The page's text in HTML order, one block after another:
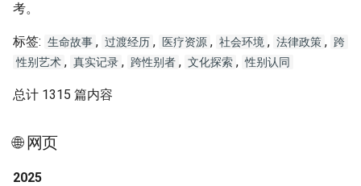
a
h
考。
标签: 生命故事 , 过渡经历 , 医疗资源 , 社会环境 , 法律政策 , 跨
性别艺术 , 真实记录 , 跨性别者 , 文化探索 , 性别认同
总计 1315 篇内容
🌐 网页
2025